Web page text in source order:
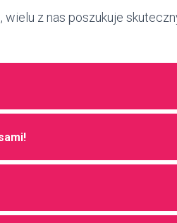
z nas poszukuje